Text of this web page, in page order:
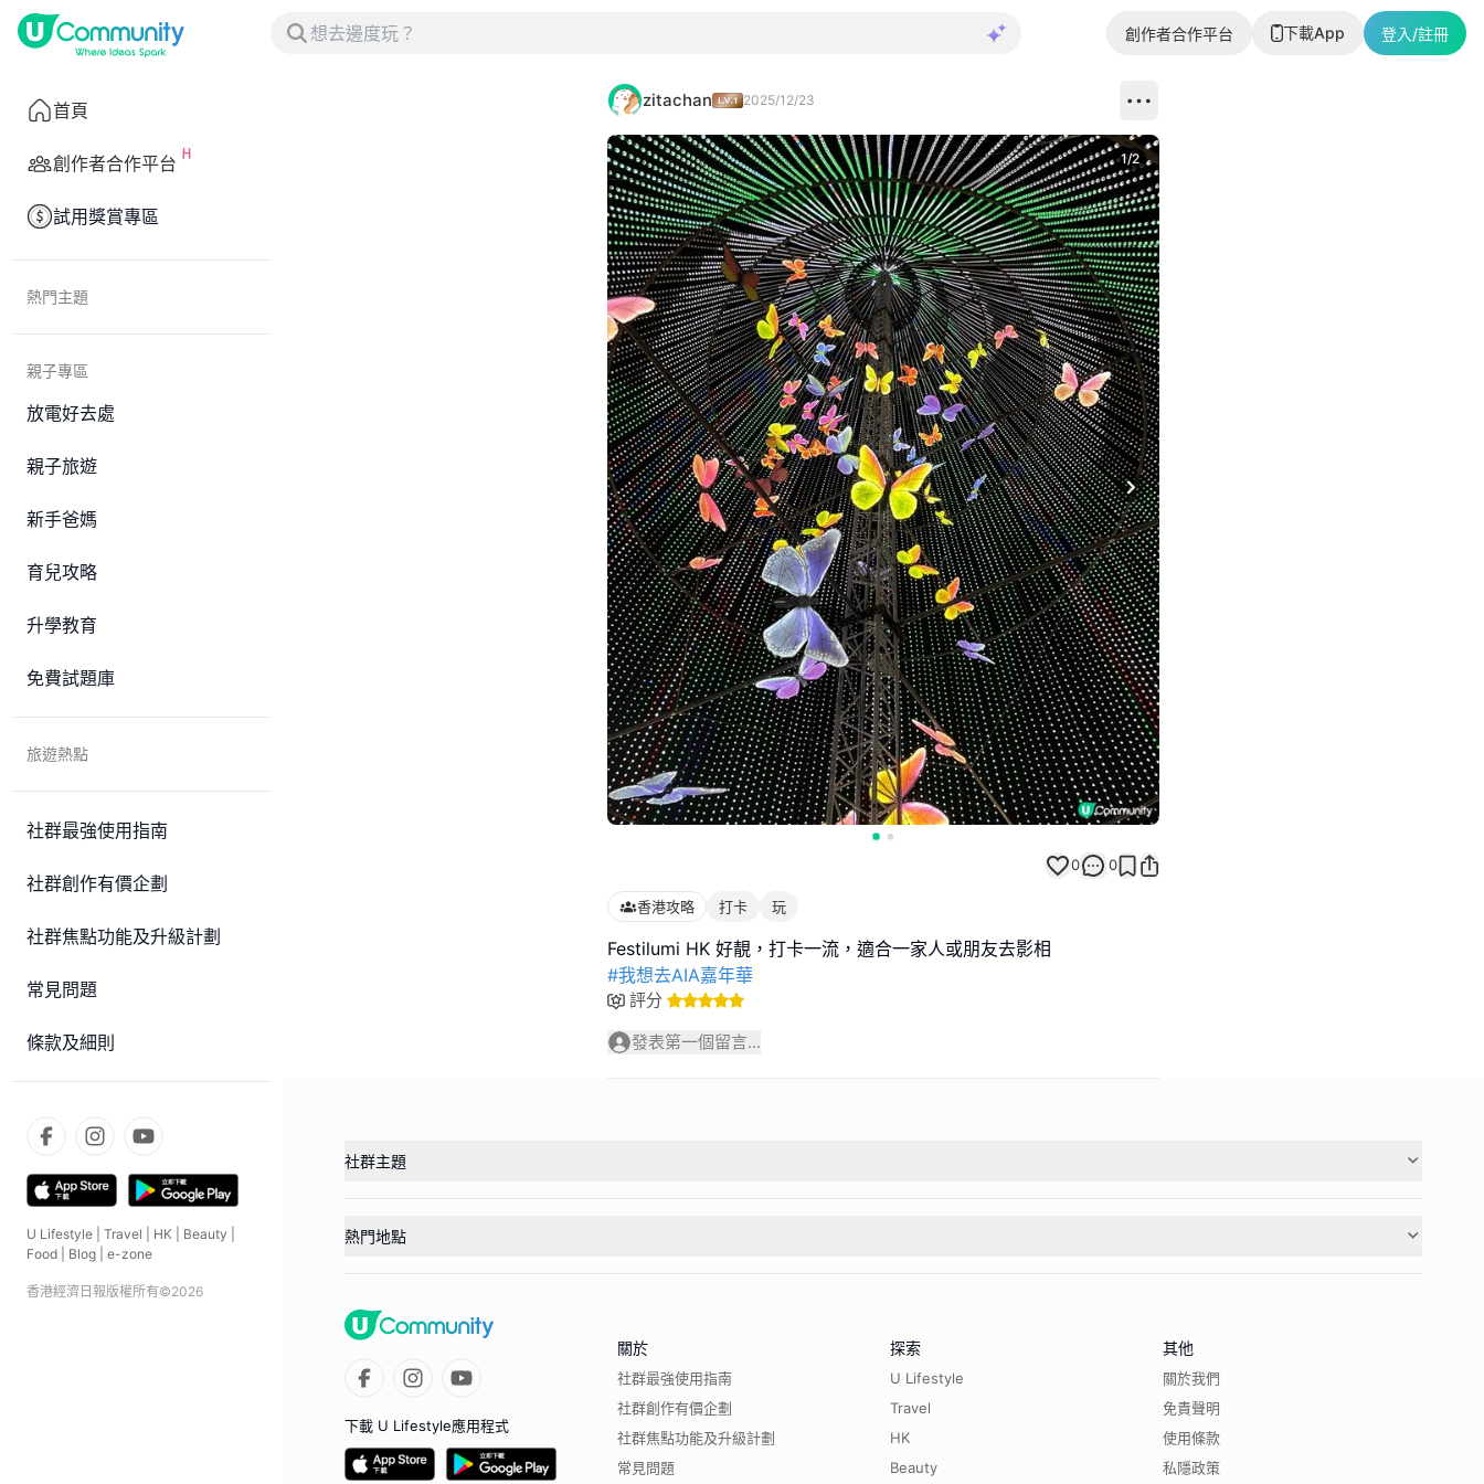
創作者合作平台 下載App 登入/註冊
首頁
創作者合作平台
試用獎賞專區
熱門主題
親子專區
放電好去處
親子旅遊
新手爸媽
育兒攻略
升學教育
免費試題庫
旅遊熱點
社群最強使用指南
社群創作有價企劃
社群焦點功能及升級計劃
常見問題
條款及細則
U Lifestyle Travel HK Beauty
Food
Blog e-zone
香港經濟日報版權所有©2026
zitachan 2025/12/23
Next slide
1/2
0 0
香港攻略 打卡 玩
#我想去AIA嘉年華
評分
發表第一個留言...
社群主題
熱門地點
下載 U Lifestyle應用程式
關於
社群最強使用指南
社群創作有價企劃
社群焦點功能及升級計劃
常見問題
探索
U Lifestyle
Travel
HK
Beauty
其他
關於我們
免責聲明
使用條款
私隱政策